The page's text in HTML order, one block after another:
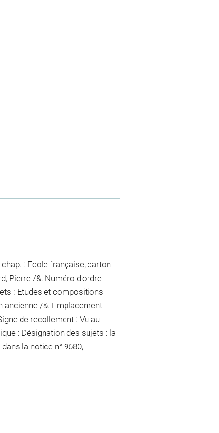
: Ecole française, carton
Pierre /&. Numéro d'ordre
: Etudes et compositions
ancienne /&. Emplacement
de recollement : Vu au
: Désignation des sujets : la
la notice n° 9680,